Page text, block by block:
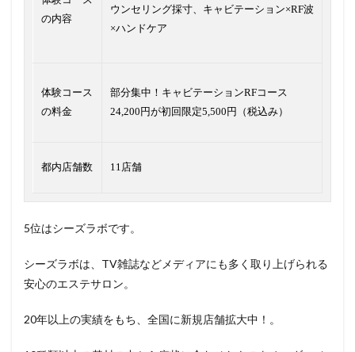
の内容
ウンセリング採寸、キャビテーション×RF波
×ハンドケア
体験コース
の料金
部分集中！キャビテーションRFコース
24,200円が初回限定5,500円（税込み）
都内店舗数 11店舗
5位はシーズラボです。
シーズラボは、TV雑誌などメディアにも多く取り上げられる
安心のエステサロン。
20年以上の実績をもち、全国に新規店舗拡大中！。